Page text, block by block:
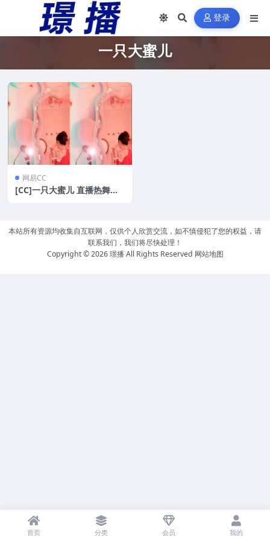
登录
一只大蜜儿
网易CC
[CC]一只大蜜儿 直播热舞整
本站所有资源均收集自互联网，仅供个人欣赏交流，如不慎侵犯了您的权益，请
联系我们，我们将尽快处理！
Copyright © 2026璟播All Rights Reserved 网站地图
首页 分类 会员 我的